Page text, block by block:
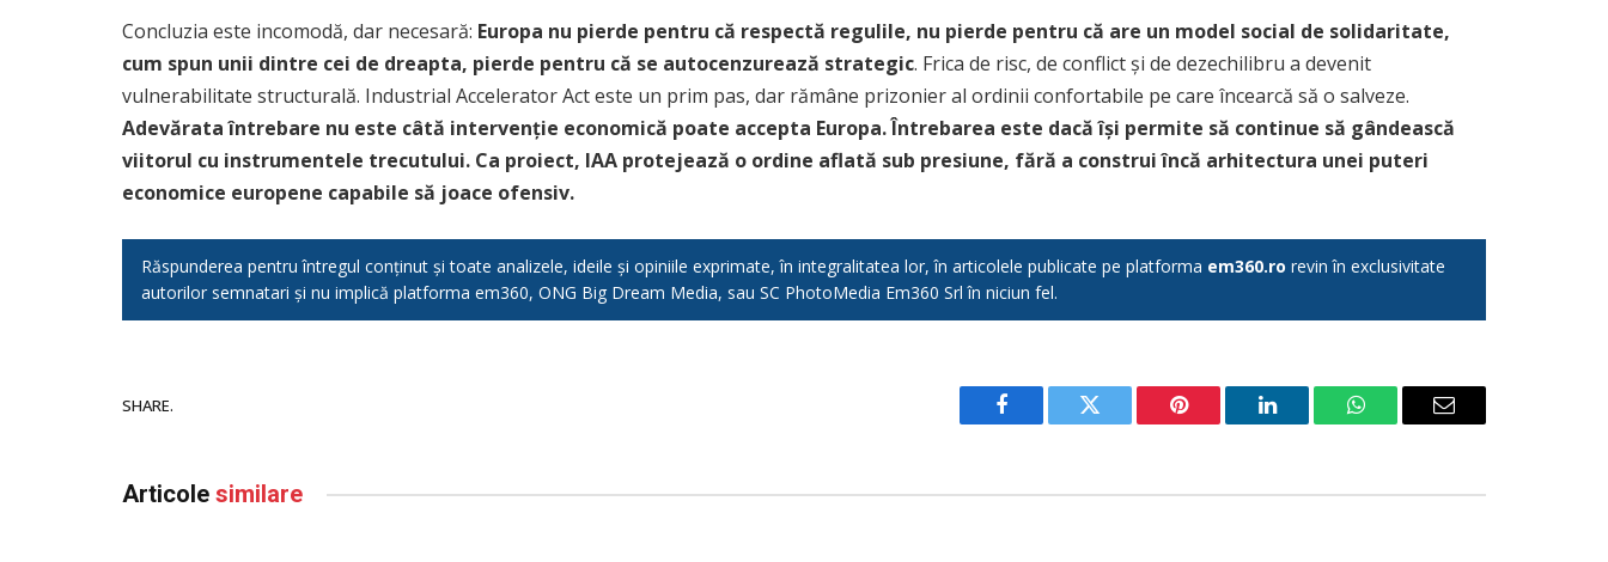
Concluzia este incomodă, dar necesară: Europa nu pierde pentru că respectă regulile, nu pierde pentru că are un model social de solidaritate,
cum spun unii dintre cei de dreapta, pierde pentru că se autocenzurează strategic. Frica de risc, de conflict și de dezechilibru a devenit
vulnerabilitate structurală. Industrial Accelerator Act este un prim pas, dar rămâne prizonier al ordinii confortabile pe care încearcă să o salveze.
Adevărata întrebare nu este câtă intervenție economică poate accepta Europa. Întrebarea este dacă își permite să continue să gândească
viitorul cu instrumentele trecutului. Ca proiect, IAA protejează o ordine aflată sub presiune, fără a construi încă arhitectura unei puteri
economice europene capabile să joace ofensiv.
Răspunderea pentru întregul conținut și toate analizele, ideile și opiniile exprimate, în integralitatea lor, în articolele publicate pe platforma em360.ro revin în exclusivitate
autorilor semnatari și nu implică platforma em360, ONG Big Dream Media, sau SC PhotoMedia Em360 Srl în niciun fel.
SHARE.
Facebook Twitter Pinterest LinkedIn WhatsAppEmail
Articole similare